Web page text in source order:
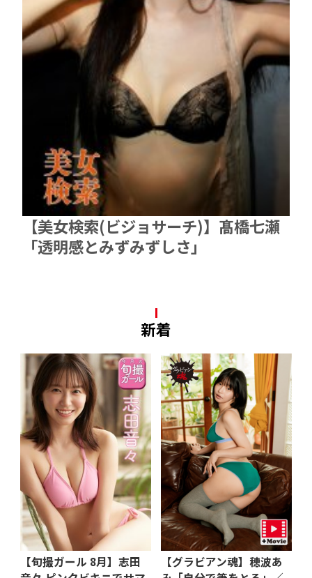
【美女検索(ビジョサーチ)】髙橋七瀬
「透明感とみずみずしさ」
新着
【旬撮ガール 8月】志田
【グラビアン魂】穂波あ